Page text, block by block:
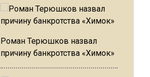
Роман Терюшков назвал
причину банкротства «Химок»